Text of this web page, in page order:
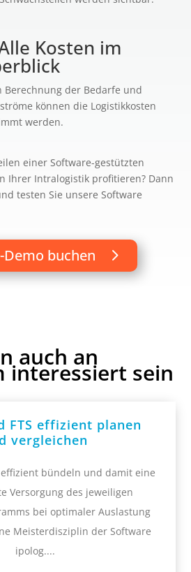
Kosten im
Berechnung der Bedarfe und
können die Logistikkosten
werden.
einer Software-gestützten
Ihrer Intralogistik profitieren? Dann
testen Sie unsere Software
Demo buchen
auch an
interessiert sein
FTS effizient planen
vergleichen
bündeln und damit eine
Versorgung des jeweiligen
bei optimaler Auslastung
Meisterdisziplin der Software
ipolog....